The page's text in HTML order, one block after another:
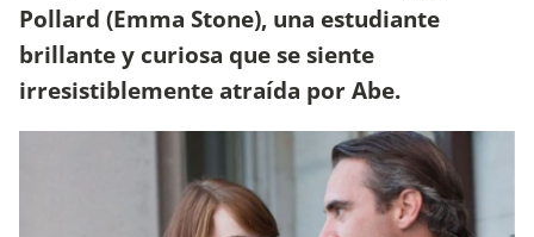
Pollard (Emma Stone), una estudiante
brillante y curiosa que se siente
irresistiblemente atraída por Abe.